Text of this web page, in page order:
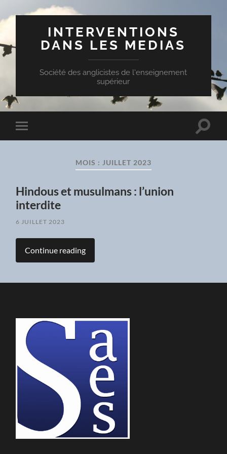
INTERVENTIONS
DANS LES MEDIAS
Société des anglicistes de l'enseignement
supérieur
Toggle
mobile
Toggle
MOIS : JUILLET 2023
Hindous et musulmans : l’union
interdite
6 JUILLET 2023
Continue reading